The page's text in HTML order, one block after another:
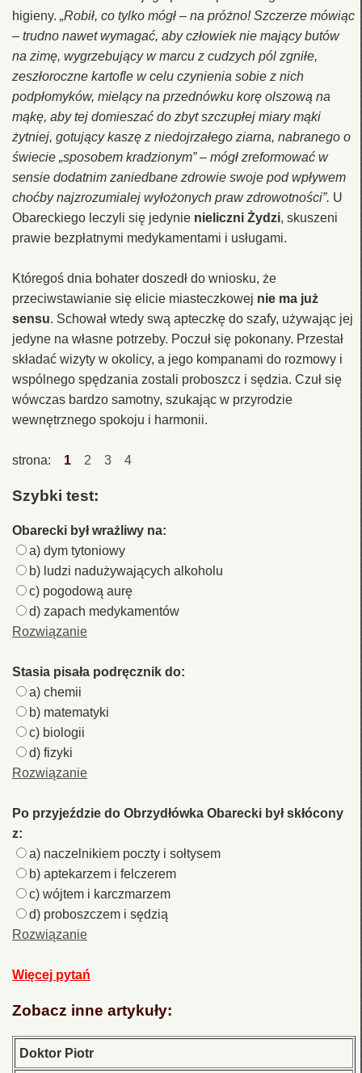
higieny. „Robił, co tylko mógł – na próżno! Szczerze mówiąc
– trudno nawet wymagać, aby człowiek nie mający butów
na zimę, wygrzebujący w marcu z cudzych pól zgniłe,
zeszłoroczne kartofle w celu czynienia sobie z nich
podpłomyków, mielący na przednówku korę olszową na
mąkę, aby tej domieszać do zbyt szczupłej miary mąki
żytniej, gotujący kaszę z niedojrzałego ziarna, nabranego o
świecie „sposobem kradzionym” – mógł zreformować w
sensie dodatnim zaniedbane zdrowie swoje pod wpływem
choćby najzrozumialej wyłożonych praw zdrowotności”. U
Obareckiego leczyli się jedynie nieliczni Żydzi, skuszeni
prawie bezpłatnymi medykamentami i usługami.
Któregoś dnia bohater doszedł do wniosku, że
przeciwstawianie się elicie miasteczkowej nie ma już
sensu. Schował wtedy swą apteczkę do szafy, używając jej
jedyne na własne potrzeby. Poczuł się pokonany. Przestał
składać wizyty w okolicy, a jego kompanami do rozmowy i
wspólnego spędzania zostali proboszcz i sędzia. Czuł się
wówczas bardzo samotny, szukając w przyrodzie
wewnętrznego spokoju i harmonii.
strona: 1 2 3 4
Szybki test:
Obarecki był wrażliwy na:
a) dym tytoniowy
b) ludzi nadużywających alkoholu
c) pogodową aurę
d) zapach medykamentów
Rozwiązanie
Stasia pisała podręcznik do:
a) chemii
b) matematyki
c) biologii
d) fizyki
Rozwiązanie
Po przyjeździe do Obrzydłówka Obarecki był skłócony
z:
a) naczelnikiem poczty i sołtysem
b) aptekarzem i felczerem
c) wójtem i karczmarzem
d) proboszczem i sędzią
Rozwiązanie
Więcej pytań
Zobacz inne artykuły:
Doktor Piotr